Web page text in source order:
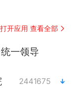
打开应用 查看全部
一领导
2441675